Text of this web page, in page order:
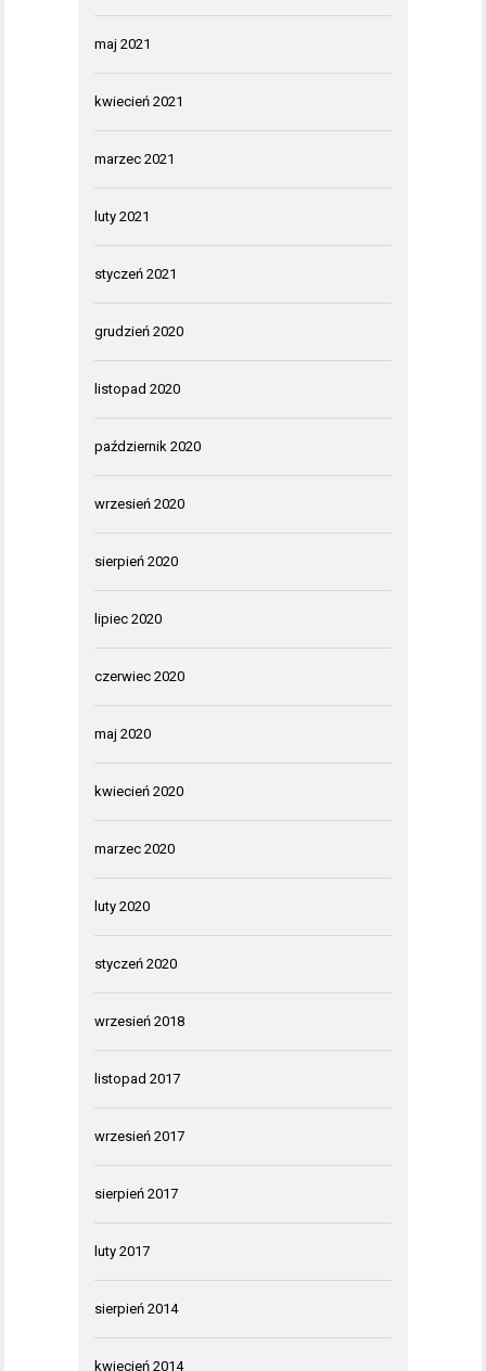
maj 2021
kwiecień 2021
marzec 2021
luty 2021
styczeń 2021
grudzień 2020
listopad 2020
październik 2020
wrzesień 2020
sierpień 2020
lipiec 2020
czerwiec 2020
maj 2020
kwiecień 2020
marzec 2020
luty 2020
styczeń 2020
wrzesień 2018
listopad 2017
wrzesień 2017
sierpień 2017
luty 2017
sierpień 2014
kwiecień 2014